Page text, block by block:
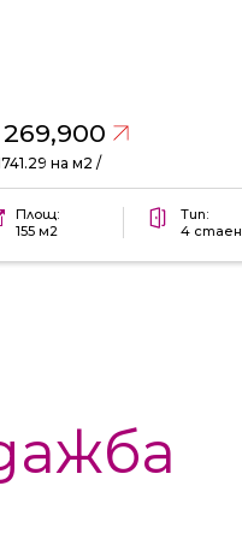
на м2 /
Площ:
155 м2
Тип:
4 стаен